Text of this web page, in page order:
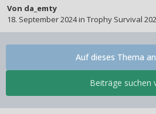
Von da_emty
18. September 2024in Trophy Survival
Beiträge suchen
Auf dieses Thema